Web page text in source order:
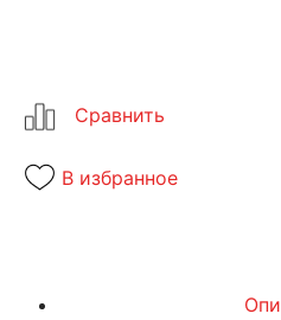
В избранное